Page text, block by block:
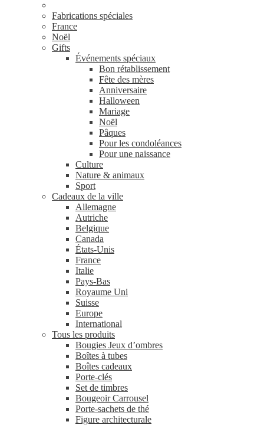
Fabrications spéciales
France
Noël
Gifts
Événements spéciaux
Bon rétablissement
Fête des mères
Anniversaire
Halloween
Mariage
Noël
Pâques
Pour les condoléances
Pour une naissance
Culture
Nature & animaux
Sport
Cadeaux de la ville
Allemagne
Autriche
Belgique
Canada
États-Unis
France
Italie
Pays-Bas
Royaume Uni
Suisse
Europe
International
Tous les produits
Bougies Jeux d’ombres
Boîtes à tubes
Boîtes cadeaux
Porte-clés
Set de timbres
Bougeoir Carrousel
Porte-sachets de thé
Figure architecturale